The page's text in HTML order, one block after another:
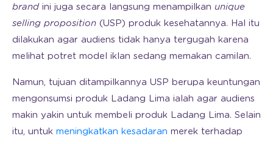
brandini juga secara langsung menampilkan unique
selling proposition (USP) produk kesehatannya. Hal itu
dilakukan agar audiens tidak hanya tergugah karena
melihat potret model iklan sedang memakan camilan.
Namun, tujuan ditampilkannya USP berupa keuntungan
mengonsumsi produk Ladang Lima ialah agar audiens
makin yakin untuk membeli produk Ladang Lima. Selain
itu, untuk meningkatkan kesadaran merek terhadap